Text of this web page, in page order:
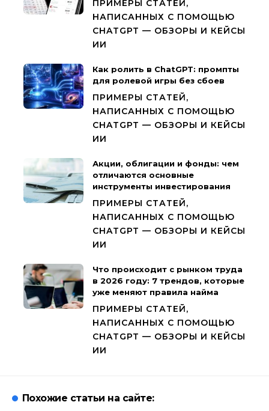
ПРИМЕРЫ СТАТЕЙ,
НАПИСАННЫХ С ПОМОЩЬЮ
CHATGPT — ОБЗОРЫ И КЕЙСЫ
ИИ
Как ролить в ChatGPT: промпты
для ролевой игры без сбоев
ПРИМЕРЫ СТАТЕЙ,
НАПИСАННЫХ С ПОМОЩЬЮ
CHATGPT — ОБЗОРЫ И КЕЙСЫ
ИИ
Акции, облигации и фонды: чем
отличаются основные
инструменты инвестирования
ПРИМЕРЫ СТАТЕЙ,
НАПИСАННЫХ С ПОМОЩЬЮ
CHATGPT — ОБЗОРЫ И КЕЙСЫ
ИИ
Что происходит с рынком труда
в 2026 году: 7 трендов, которые
уже меняют правила найма
ПРИМЕРЫ СТАТЕЙ,
НАПИСАННЫХ С ПОМОЩЬЮ
CHATGPT — ОБЗОРЫ И КЕЙСЫ
ИИ
Похожие статьи на сайте: